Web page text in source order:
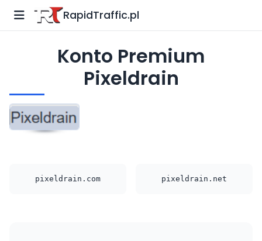
RapidTraffic.pl
Konto Premium
Pixeldrain
pixeldrain.com pixeldrain.net